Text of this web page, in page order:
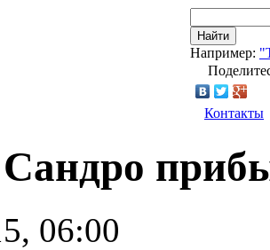
Найти
Например:
Контакты
06:00